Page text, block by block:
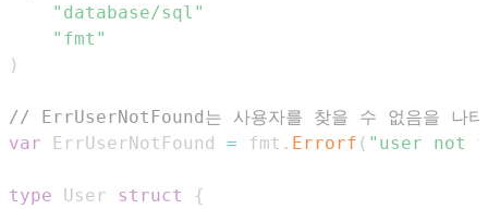
"database/sql"
"fmt"
)
// ErrUserNotFound는 사용자를 찾을 수 없음을 나타
var ErrUserNotFound = fmt . Errorf ( "user not
type User struct
{